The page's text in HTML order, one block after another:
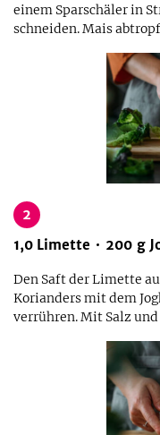
einem Sparschäler in
schneiden. Mais
2
1,0 Limette 200 g
Den Saft der Limette
Korianders mit dem
verrühren. Mit Salz